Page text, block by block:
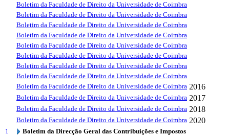
Boletim da Faculdade de Direito da Universidade de Coimbra
Boletim da Faculdade de Direito da Universidade de Coimbra
Boletim da Faculdade de Direito da Universidade de Coimbra
Boletim da Faculdade de Direito da Universidade de Coimbra
Boletim da Faculdade de Direito da Universidade de Coimbra
Boletim da Faculdade de Direito da Universidade de Coimbra
Boletim da Faculdade de Direito da Universidade de Coimbra
Boletim da Faculdade de Direito da Universidade de Coimbra
Boletim da Faculdade de Direito da Universidade de Coimbra 2016
Boletim da Faculdade de Direito da Universidade de Coimbra 2017
Boletim da Faculdade de Direito da Universidade de Coimbra 2018
Boletim da Faculdade de Direito da Universidade de Coimbra 2020
1
Boletim da Direcção Geral das Contribuições e Impostos